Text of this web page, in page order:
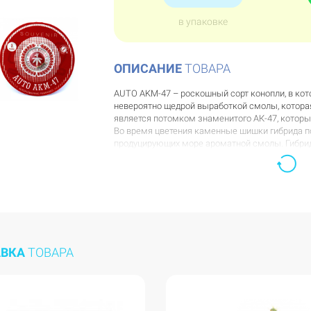
в упаковке
ОПИСАНИЕТОВАРА
AUTO AKM-47 – роскошный сорт конопли, в
невероятно щедрой выработкой смолы,
является потомком знаменитого АК-47,
Во время цветения каменные шишки гибрида
продуцирующих море ароматной смолы.
культивации, что делает его подходящим
AUTO AKM-47 обладает отличным
ТОВАРА